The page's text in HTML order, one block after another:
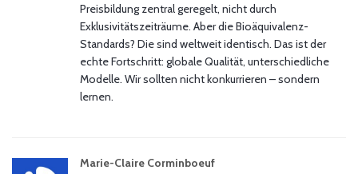
Preisbildung zentral geregelt, nicht durch
Exklusivitätszeiträume. Aber die Bioäquivalenz-
Standards? Die sind weltweit identisch. Das ist der
echte Fortschritt: globale Qualität, unterschiedliche
Modelle. Wir sollten nicht konkurrieren – sondern
lernen.
Marie-Claire Corminboeuf